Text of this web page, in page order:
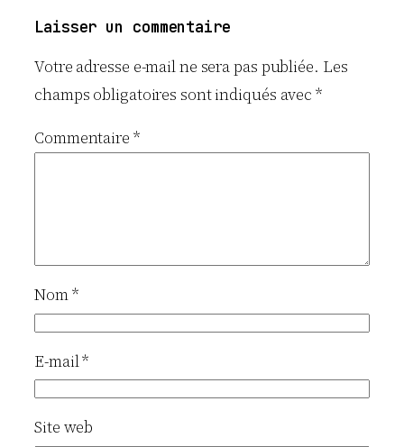
Laisser un commentaire
Votre adresse e-mail ne sera pas publiée. Les
champs obligatoires sont indiqués avec*
Commentaire *
Nom*
E-mail*
Site web